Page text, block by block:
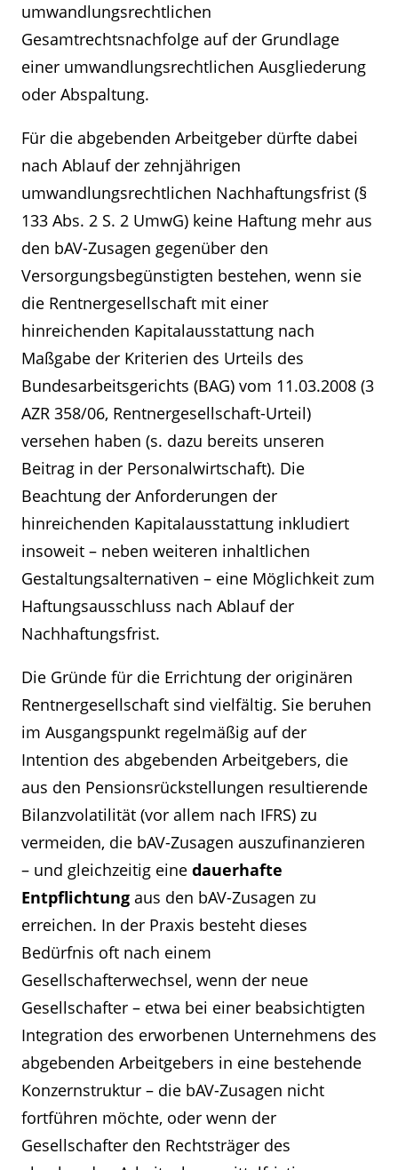
umwandlungsrechtlichen
Gesamtrechtsnachfolge auf der Grundlage
einer umwandlungsrechtlichen Ausgliederung
oder Abspaltung.
Für die abgebenden Arbeitgeber dürfte dabei
nach Ablauf der zehnjährigen
umwandlungsrechtlichen Nachhaftungsfrist (§
133 Abs. 2 S. 2 UmwG) keine Haftung mehr aus
den bAV-Zusagen gegenüber den
Versorgungsbegünstigten bestehen, wenn sie
die Rentnergesellschaft mit einer
hinreichenden Kapitalausstattung nach
Maßgabe der Kriterien des Urteils des
Bundesarbeitsgerichts (BAG) vom 11.03.2008 (3
AZR 358/06, Rentnergesellschaft-Urteil)
versehen haben (s. dazu bereits unseren
Beitrag in der Personalwirtschaft). Die
Beachtung der Anforderungen der
hinreichenden Kapitalausstattung inkludiert
insoweit – neben weiteren inhaltlichen
Gestaltungsalternativen – eine Möglichkeit zum
Haftungsausschluss nach Ablauf der
Nachhaftungsfrist.
Die Gründe für die Errichtung der originären
Rentnergesellschaft sind vielfältig. Sie beruhen
im Ausgangspunkt regelmäßig auf der
Intention des abgebenden Arbeitgebers, die
aus den Pensionsrückstellungen resultierende
Bilanzvolatilität (vor allem nach IFRS) zu
vermeiden, die bAV-Zusagen auszufinanzieren
– und gleichzeitig eine dauerhafte
Entpflichtung aus den bAV-Zusagen zu
erreichen. In der Praxis besteht dieses
Bedürfnis oft nach einem
Gesellschafterwechsel, wenn der neue
Gesellschafter – etwa bei einer beabsichtigten
Integration des erworbenen Unternehmens des
abgebenden Arbeitgebers in eine bestehende
Konzernstruktur – die bAV-Zusagen nicht
fortführen möchte, oder wenn der
Gesellschafter den Rechtsträger des